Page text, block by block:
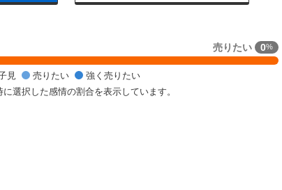
売りたい 0%
見 売りたい
強く売りたい
選択した感情の割合を表示しています。